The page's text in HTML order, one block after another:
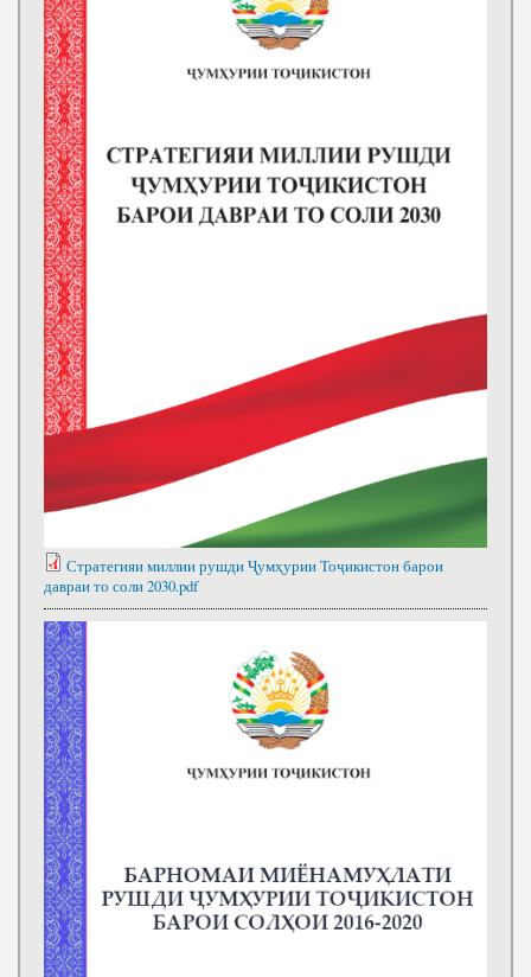
Стратегияи миллии рушди Ҷумҳурии Тоҷикистон барои
давраи то соли 2030.pdf